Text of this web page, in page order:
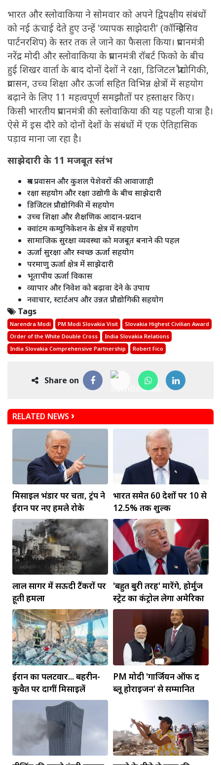
भारत और स्लोवाकिया ने सोमवार को अपने द्विपक्षीय संबंधों
को नई ऊंचाई देते हुए उन्हें 'व्यापक साझेदारी' (कॉम्प्रिहेसिव
पार्टनरशिप) के स्तर तक ले जाने का फैसला किया। प्रधानमंत्री
नरेंद्र मोदी और स्लोवाकिया के प्रधानमंत्री रॉबर्ट फिको के बीच
हुई शिखर वार्ता के बाद दोनों देशों ने रक्षा, डिजिटल प्रौद्योगिकी,
प्रवासन, उच्च शिक्षा और ऊर्जा सहित विभिन्न क्षेत्रों में सहयोग
बढ़ाने के लिए 11 महत्वपूर्ण समझौतों पर हस्ताक्षर किए।
किसी भारतीय प्रधानमंत्री की स्लोवाकिया की यह पहली यात्रा है।
ऐसे में इस दौरे को दोनों देशों के संबंधों में एक ऐतिहासिक
पड़ाव माना जा रहा है।
साझेदारी के 11 मजबूत स्तंभ
श्रम प्रवासन और कुशल पेशेवरों की आवाजाही
रक्षा सहयोग और रक्षा उद्योगी के बीच साझेदारी
डिजिटल प्रौद्योगिकी में सहयोग
उच्च शिक्षा और शैक्षणिक आदान-प्रदान
क्वांटम कम्युनिकेशन के क्षेत्र में सहयोग
सामाजिक सुरक्षा व्यवस्था को मजबूत बनाने की पहल
ऊर्जा सुरक्षा और स्वच्छ ऊर्जा सहयोग
परमाणु ऊर्जा क्षेत्र में साझेदारी
भूतापीय ऊर्जा विकास
व्यापार और निवेश को बढ़ावा देने के उपाय
नवाचार, स्टार्टअप और उन्नत प्रौद्योगिकी सहयोग
Tags
Narendra Modi PM Modi Slovakia Visit
Slovakia Highest Civilian Award
Order of the White Double Cross
India Slovakia Relations
India Slovakia Comprehensive Partnership
Robert Fico
Share on
RELATED NEWS
मिसाइल भंडार पर चिंता, ट्रंप ने
ईरान पर नए हमले रोके
भारत समेत 60 देशों पर 10 से
12.5% तक शुल्क
लाल सागर में सऊदी टैंकरों पर
हूती हमला
'बहुत बुरी तरह' मारेंगे, होर्मुज
स्ट्रेट का कंट्रोल लेगा अमेरिका
ईरान का पलटवार... बहरीन-
कुवैत पर दागीं मिसाइलें
PM मोदी 'गार्जियन ऑफ द
ब्लू होराइजन' से सम्मानित